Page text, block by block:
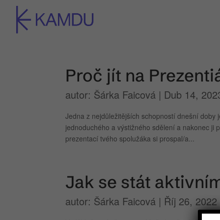
Proč jít na
autor: Šárka Faicová| Dub 14,
Jedna z nejdůležitějších schopností dnešní
jednoduchého a výstižného sdělení a nakonec ji
prezentací tvého spolužáka si prospal/a...
Jak se stát
autor: Šárka Faicová| Říj 26, 2022